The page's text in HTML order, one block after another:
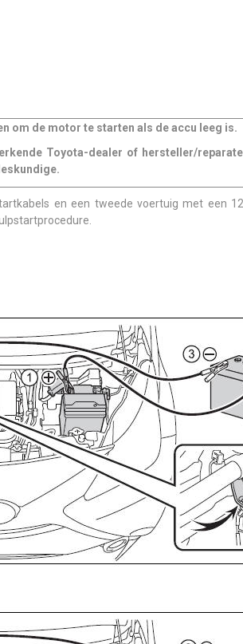
om de motor te starten als de accu leeg is.
Toyota-dealer of hersteller/
en een tweede voertuig met een